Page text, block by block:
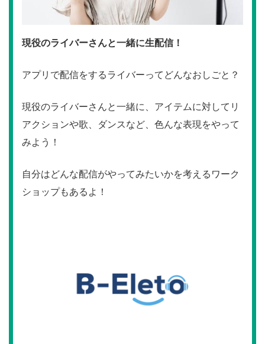
現役のライバーさんと一緒に生配信！
アプリで配信をするライバーってどんなおしごと？
現役のライバーさんと一緒に、アイテムに対してリ
アクションや歌、ダンスなど、色んな表現をやって
みよう！
自分はどんな配信がやってみたいかを考えるワーク
ショップもあるよ！